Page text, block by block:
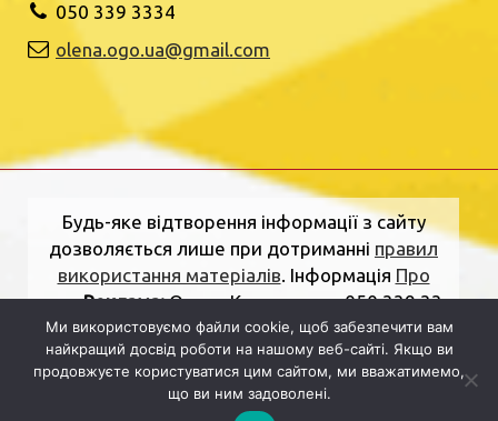
050 339 3334
olena.ogo.ua@gmail.com
Будь-яке відтворення інформації з сайту
дозволяється лише при дотриманні правил
використання матеріалів. Інформація Про
нас.Реклама:Олена Копиця, тел. 050 339 33
34
olena.ogo.ua@gmail.com.Адреса
редакції:вулиця Шкільна, 2, Рівне, Рівненська
область, 33000.Електронна пошта:
dolj.ogo@gmail.com
Ми використовуємо файли cookie, щоб забезпечити вам
найкращий досвід роботи на нашому веб-сайті. Якщо ви
продовжуєте користуватися цим сайтом, ми вважатимемо,
що ви ним задоволені.